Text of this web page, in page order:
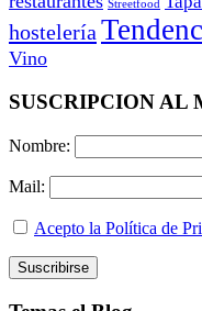
Streetfood
hostelería
Vino
SUSCRIPCION AL
Nombre:
Mail:
Acepto la Política de